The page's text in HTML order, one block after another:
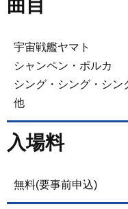
曲目
宇宙戦艦ヤマト
シャンペン・ポルカ
シング・シング・シン
他
入場料
無料(要事前申込)